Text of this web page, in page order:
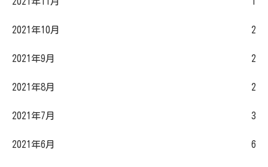
2021年10月 2
2021年9月 2
2021年8月 2
2021年7月 3
2021年6月 6